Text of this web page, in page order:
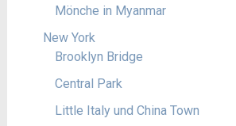
Mönche in Myanmar
New York
Brooklyn Bridge
Central Park
Little Italy und China Town